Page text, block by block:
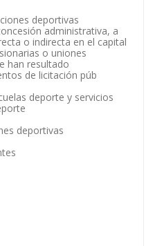
deportivas
administrativa, a
o indirecta en el capital
o uniones
han resultado
de licitación púb
deporte y servicios
deportivas